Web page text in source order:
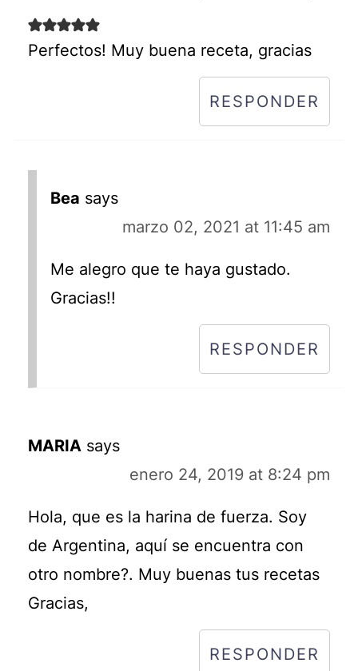
Perfectos! Muy buena receta, gracias
RESPONDER
Bea says
marzo 02, 2021 at 11:45 am
Me alegro que te haya gustado.
Gracias!!
RESPONDER
MARIA says
enero 24, 2019 at 8:24 pm
Hola, que es la harina de fuerza. Soy
de Argentina, aquí se encuentra con
otro nombre?. Muy buenas tus recetas
Gracias,
RESPONDER